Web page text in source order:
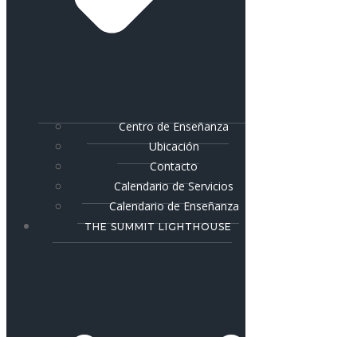
Centro de Enseñanza
Ubicación
Contacto
Calendario de Servicios
Calendario de Enseñanza
THE SUMMIT LIGHTHOUSE